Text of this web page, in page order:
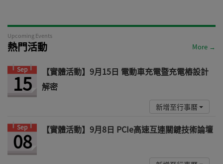
Upcoming Events
熱門活動 More →
Sep
15
【實體活動】9月15日 電動車充電暨充電樁設計
解密
新增至行事曆
Sep
08 【實體活動】9月8日 PCIe高速互連關鍵技術論壇